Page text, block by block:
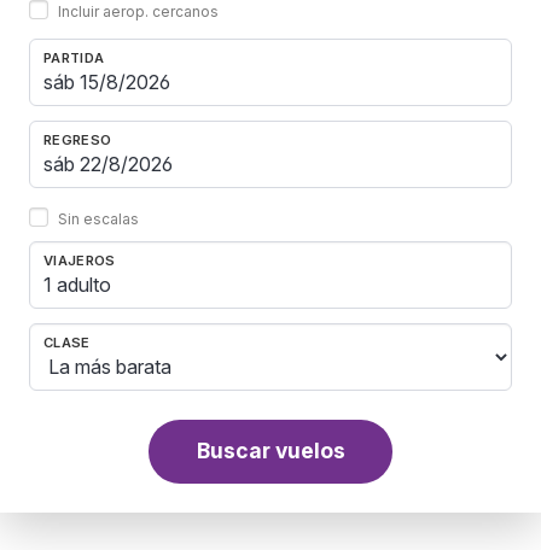
Incluir aerop. cercanos
PARTIDA
REGRESO
Sin escalas
VIAJEROS
1 adulto
CLASE
Buscar vuelos